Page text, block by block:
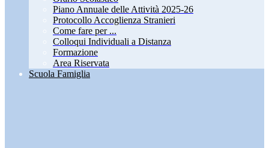
Piano Annuale delle Attività 2025-26
Protocollo Accoglienza Stranieri
Come fare per ...
Colloqui Individuali a Distanza
Formazione
Area Riservata
Scuola Famiglia